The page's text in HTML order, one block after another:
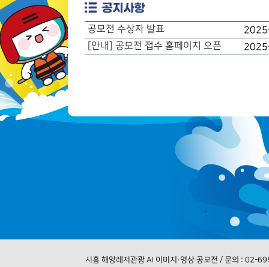
공모전 수상자 발표
[안내] 공모전 접수 홈페이지 오픈
시흥 해양레저관광 AI 이미지·영상 공모전 / 문의 : 02-